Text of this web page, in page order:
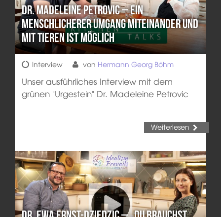
Dr. Madeleine Petrovic – Ein
menschlicherer Umgang miteinander und
mit Tieren ist möglich
Interview von Hermann Georg Böhm
Unser ausführliches Interview mit dem
grünen "Urgestein" Dr. Madeleine Petrovic
Weiterlesen